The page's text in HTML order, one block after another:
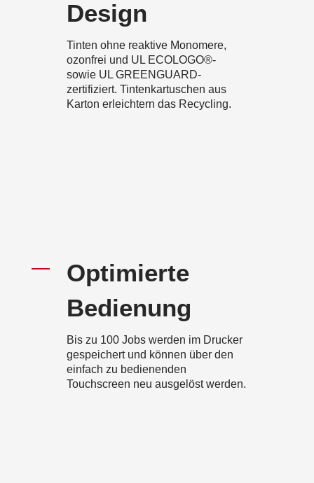
Design
Tinten ohne reaktive Monomere,
ozonfrei und UL ECOLOGO®-
sowie UL GREENGUARD-
zertifiziert. Tintenkartuschen aus
Karton erleichtern das Recycling.
Optimierte
Bedienung
Bis zu 100 Jobs werden im Drucker
gespeichert und können über den
einfach zu bedienenden
Touchscreen neu ausgelöst werden.